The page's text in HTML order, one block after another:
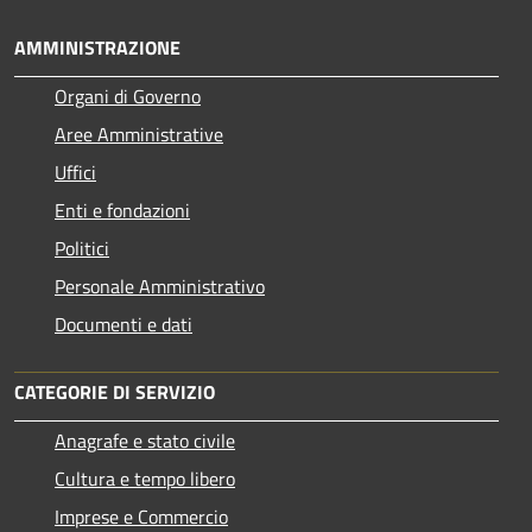
AMMINISTRAZIONE
Organi di Governo
Aree Amministrative
Uffici
Enti e fondazioni
Politici
Personale Amministrativo
Documenti e dati
CATEGORIE DI SERVIZIO
Anagrafe e stato civile
Cultura e tempo libero
Imprese e Commercio